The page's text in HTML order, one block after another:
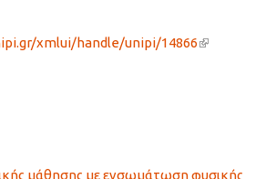
xmlui/handle/unipi/14866(link is
μάθησης με ενσωμάτωση φυσικής